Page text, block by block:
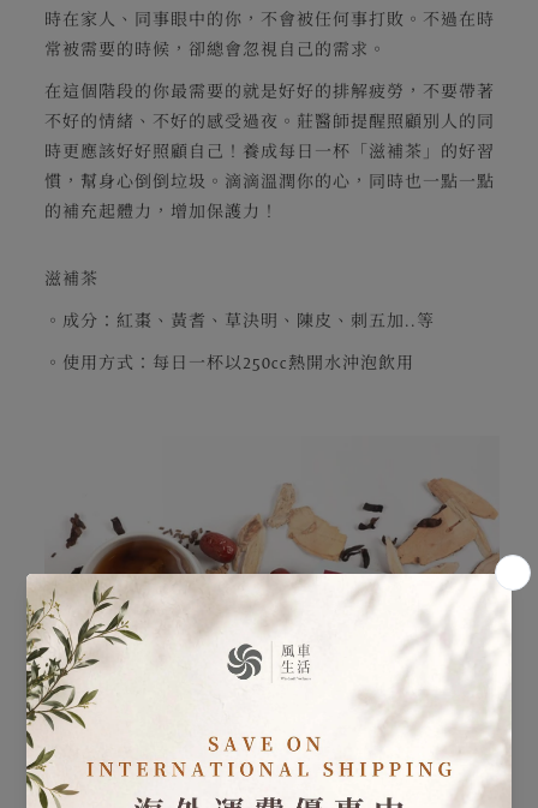
時在家人、同事眼中的你，不會被任何事打敗。不過在時
常被需要的時候，卻總會忽視自己的需求。
在這個階段的你最需要的就是好好的排解疲勞，不要帶著
不好的情緒、不好的感受過夜。莊醫師提醒照顧別人的同
時更應該好好照顧自己！養成每日一杯「滋補茶」的好習
慣，幫身心倒倒垃圾。滴滴溫潤你的心，同時也一點一點
的補充起體力，增加保護力！
滋補茶
。成分：紅棗、黃耆、草決明、陳皮、刺五加..等
。使用方式：每日一杯以250cc熱開水沖泡飲用